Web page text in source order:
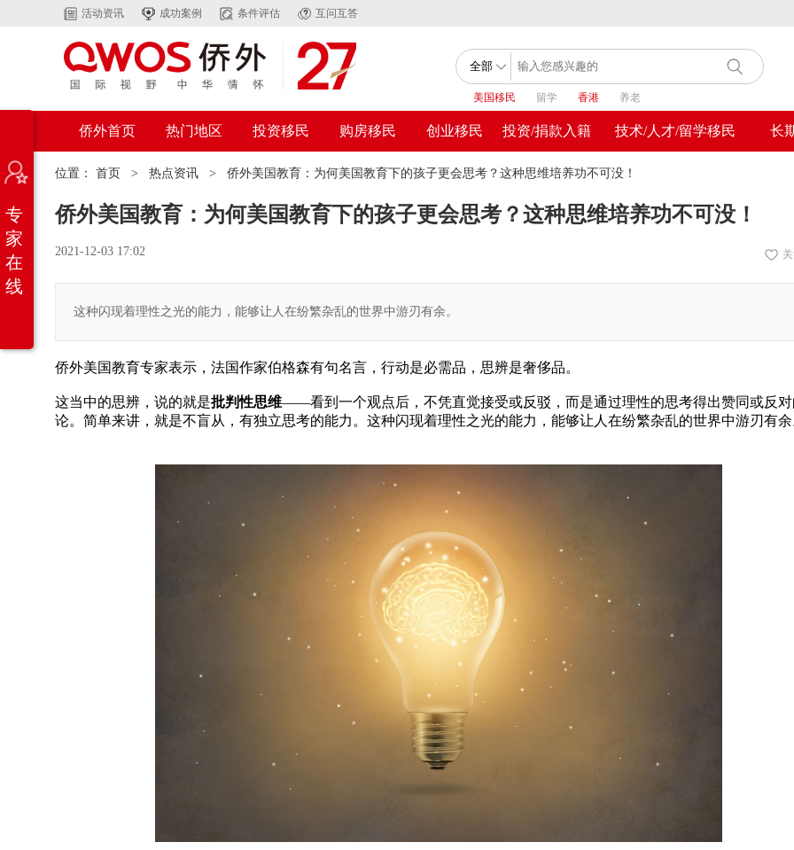
活动资讯 成功案例 条件评估 互问互答
美国移民 留学 香港 养老
侨外首页 热门地区 投资移民 购房移民 创业移民 投资/捐款入籍 技术/人才/留学移民 长
位置： 首页 > 热点资讯 > 侨外美国教育：为何美国教育下的孩子更会思考？这种思维培养功不可没！
侨外美国教育：为何美国教育下的孩子更会思考？这种思维培养功不可没！
2021-12-03 17:02
这种闪现着理性之光的能力，能够让人在纷繁杂乱的世界中游刃有余。
侨外美国教育专家表示，法国作家伯格森有句名言，行动是必需品，思辨是奢侈品。
这当中的思辨，说的就是批判性思维——看到一个观点后，不凭直觉接受或反驳，而是通过理性的思考得出赞同或反
论。简单来讲，就是不盲从，有独立思考的能力。这种闪现着理性之光的能力，能够让人在纷繁杂乱的世界中游刃有余
专
家
在
线